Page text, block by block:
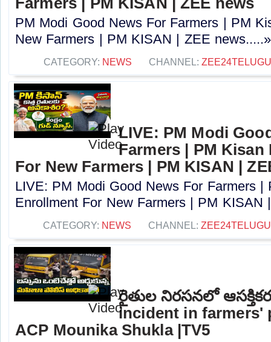
PM Modi Good News For Farmers | PM
New Farmers | PM KISAN | ZEE
CATEGORY: NEWS CHANNEL:
LIVE: PM Modi
Farmers | PM
For New Farmers | PM KISAN |
LIVE: PM Modi Good News For Farmers |
Enrollment For New Farmers | PM KISAN
CATEGORY: NEWS CHANNEL:
రైతుల నిరసనలో
incident in farmers'
ACP Mounika Shukla |TV5